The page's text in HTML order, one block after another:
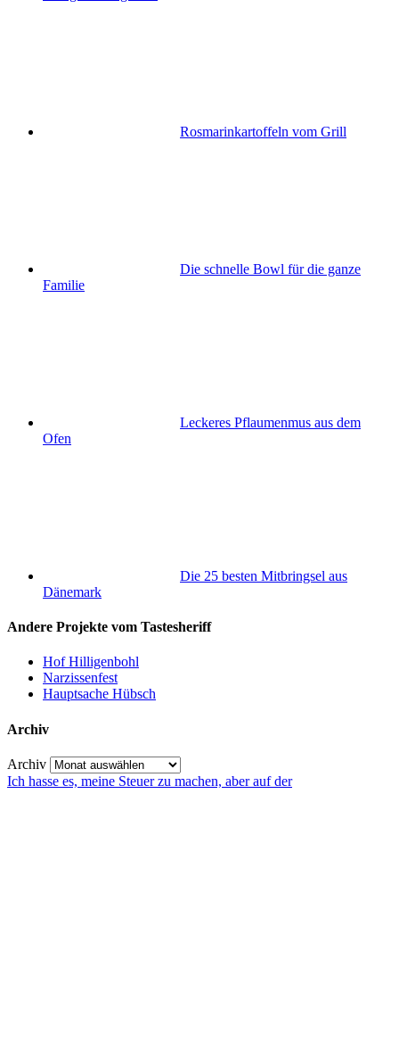
Rosmarinkartoffeln vom Grill
Die schnelle Bowl für die ganze
Familie
Leckeres Pflaumenmus aus dem
Ofen
Die 25 besten Mitbringsel aus
Dänemark
Andere Projekte vom Tastesheriff
Hof Hilligenbohl
Narzissenfest
Hauptsache Hübsch
Archiv
Archiv
Ich hasse es, meine Steuer zu machen, aber auf der